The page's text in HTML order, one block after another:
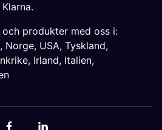
produkter med oss i:
, Norge, USA, Tyskland,
, Irland, Italien,